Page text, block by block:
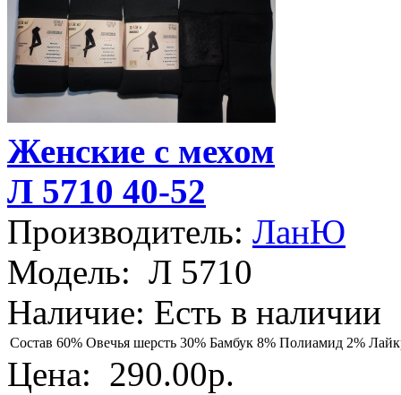
Женские с мехом
Л 5710 40-52
Производитель: ЛанЮ
Модель: Л 5710
Наличие: Есть в наличии
Состав 60% Овечья шерсть 30% Бамбук 8% Полиамид 2%
Цена: 290.00р.